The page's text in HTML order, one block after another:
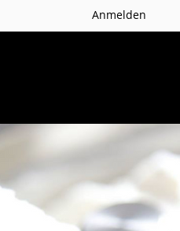
Anmelden